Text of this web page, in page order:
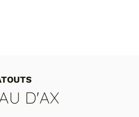
D'AX